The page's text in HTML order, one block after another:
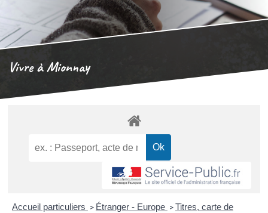
Vivre à Mionnay
Accueil particuliers > Étranger - Europe > Titres, carte de